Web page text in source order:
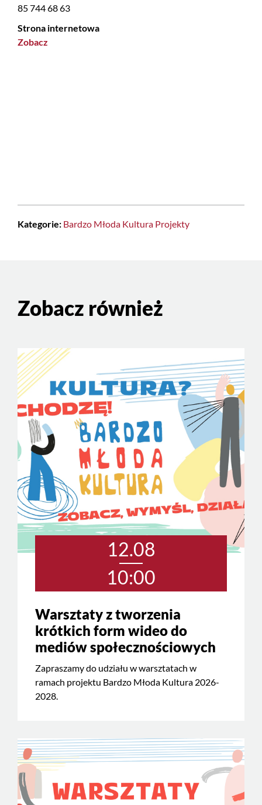
85 744 68 63
Strona internetowa
Zobacz
Kategorie: Bardzo Młoda Kultura Projekty
Zobacz również
12.08
10:00
Warsztaty z tworzenia
krótkich form wideo do
mediów społecznościowych
Zapraszamy do udziału w warsztatach w
ramach projektu Bardzo Młoda Kultura 2026-
2028.